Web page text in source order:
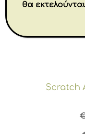
Scratch
θα